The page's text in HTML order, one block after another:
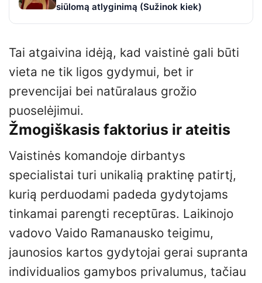
siūlomą atlyginimą (Sužinok kiek)
Tai atgaivina idėją, kad vaistinė gali būti
vieta ne tik ligos gydymui, bet ir
prevencijai bei natūralaus grožio
puoselėjimui.
Žmogiškasis faktorius ir ateitis
Vaistinės komandoje dirbantys
specialistai turi unikalią praktinę patirtį,
kurią perduodami padeda gydytojams
tinkamai parengti receptūras. Laikinojo
vadovo Vaido Ramanausko teigimu,
jaunosios kartos gydytojai gerai supranta
individualios gamybos privalumus, tačiau